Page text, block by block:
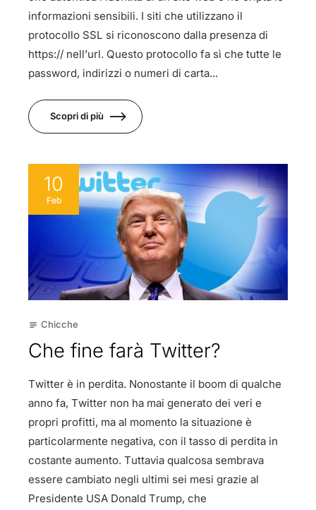
informazioni sensibili. I siti che utilizzano il
protocollo SSL si riconoscono dalla presenza di
https:// nell’url. Questo protocollo fa sì che tutte le
password, indirizzi o numeri di carta...
Scopri di più
10
Feb
subject Chicche
Che fine farà Twitter?
Twitter è in perdita. Nonostante il boom di qualche
anno fa, Twitter non ha mai generato dei veri e
propri profitti, ma al momento la situazione è
particolarmente negativa, con il tasso di perdita in
costante aumento. Tuttavia qualcosa sembrava
essere cambiato negli ultimi sei mesi grazie al
Presidente USA Donald Trump, che